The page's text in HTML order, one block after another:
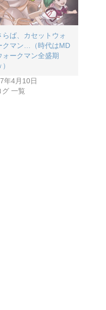
らば、カセットウォ
クマン…（時代はMD
ォークマン全盛期
年4月10日
グ 一覧